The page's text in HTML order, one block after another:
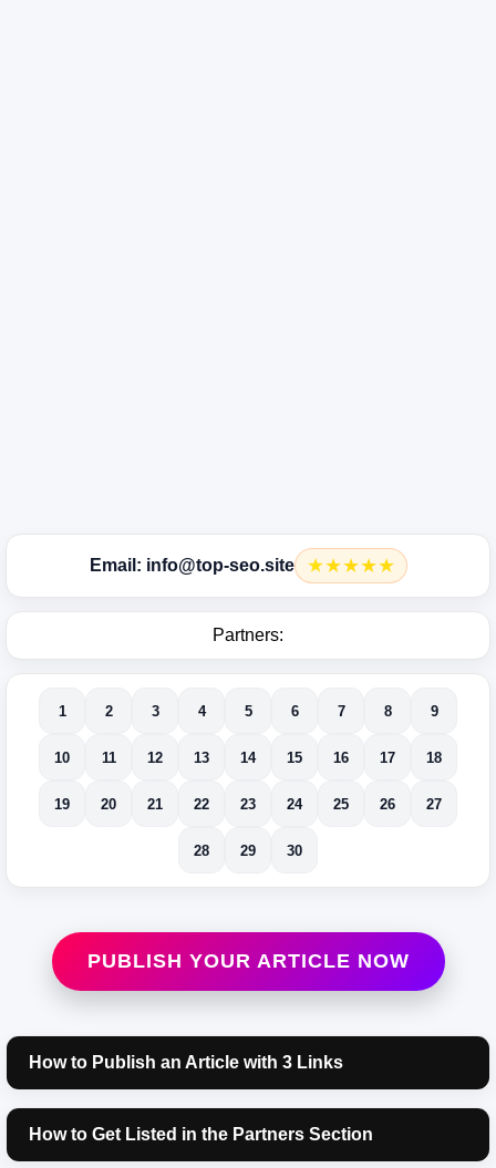
Email: info@top-seo.site ★★★★★
Partners:
1 2 3 4 5 6 7 8 9
10 11 12 13 14 15 16 17 18
19 20 21 22 23 24 25 26 27
28 29 30
PUBLISH YOUR ARTICLE NOW
How to Publish an Article with 3 Links
How to Get Listed in the Partners Section